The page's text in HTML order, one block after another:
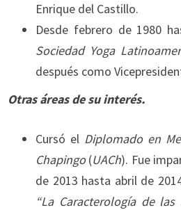
Enrique del Castillo.
Desde febrero de 1980
Sociedad Yoga
después como
Otras áreas de su interés.
Cursó el Diplomado en
Chapingo(UACh). Fue
de 2013 hasta abril de
“La Caracterología de